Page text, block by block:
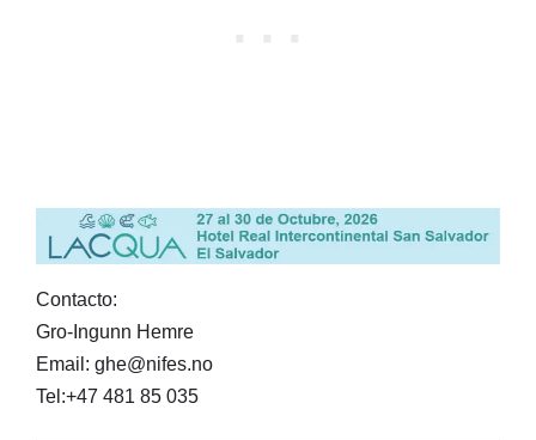
Contacto:
Gro-Ingunn Hemre
Email: ghe@nifes.no
Tel:+47 481 85 035